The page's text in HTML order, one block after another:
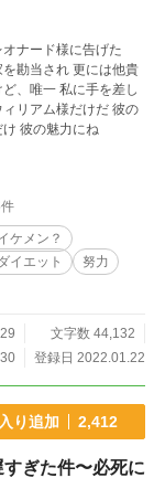
ナード様に告げた
なは知らないだけ 彼の魅力にね
ケメン？
イエット
努力
文字数 44,132
登録日 2022.01.22
り追加 2,412
ぎた件〜必死に